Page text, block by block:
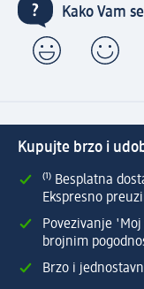
Kako Vam
Kupujte brzo i
⁽¹⁾ Besplatna
Ekspresno
Povezivanje
brojnim
Brzo i